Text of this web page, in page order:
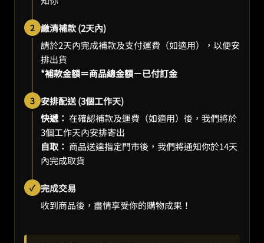
2 繳清補款 (2天內)
請於2天內完成補款及支付運費（如適用），以便安
排出貨
*補款金額＝商品總金額－已付訂金
3 安排配送 (3個工作天)
快遞： 在確認補款及運費（如適用）後，我們將於
3個工作天內安排寄出
自取： 商品送達指定門市後，我們將通知你於14天
內完成取貨
✓ 完成交易
收到商品後，盡情享受你的購物成果！